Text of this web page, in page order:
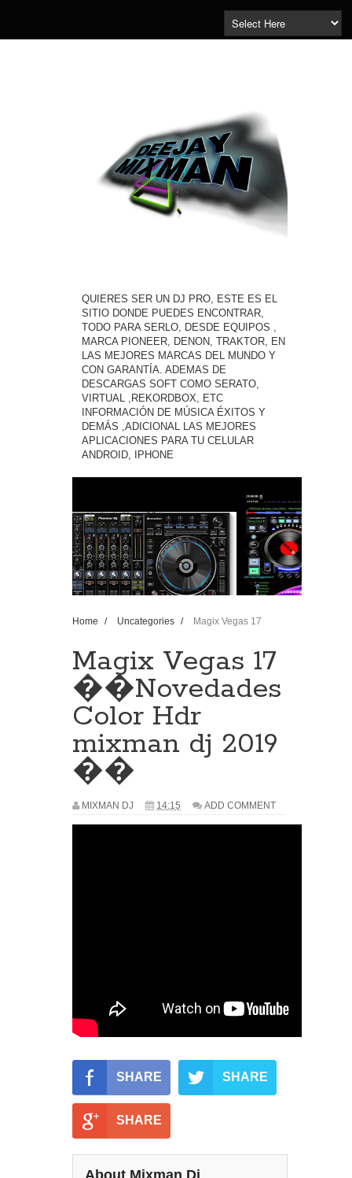
QUIERES SER UN DJ PRO, ESTE ES EL
SITIO DONDE PUEDES ENCONTRAR,
TODO PARA SERLO, DESDE EQUIPOS ,
MARCA PIONEER, DENON, TRAKTOR, EN
LAS MEJORES MARCAS DEL MUNDO Y
CON GARANTÍA. ADEMAS DE
DESCARGAS SOFT COMO SERATO,
VIRTUAL ,REKORDBOX, ETC
INFORMACIÓN DE MÚSICA ÉXITOS Y
DEMÁS ,ADICIONAL LAS MEJORES
APLICACIONES PARA TU CELULAR
ANDROID, IPHONE
Home / Uncategories /
Magix Vegas 17
Magix Vegas 17
��Novedades
Color Hdr
mixman dj 2019
��
MIXMAN DJ 14:15 ADD COMMENT
SHARE SHARE
SHARE
About Mixman Dj